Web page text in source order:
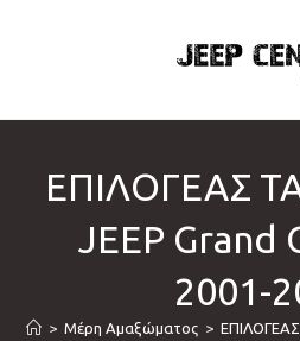
ΕΠΙΛΟΓΕΑΣ
JEEP Grand
2001-
> Μέρη Αμαξώματος >